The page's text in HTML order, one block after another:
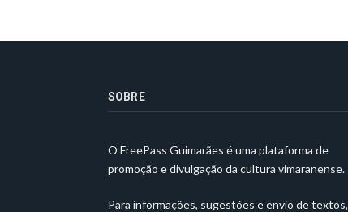
SOBRE
O FreePass Guimarães é uma plataforma de
promoção e divulgação da cultura vimaranense.
Para informações, sugestões e envio de textos,